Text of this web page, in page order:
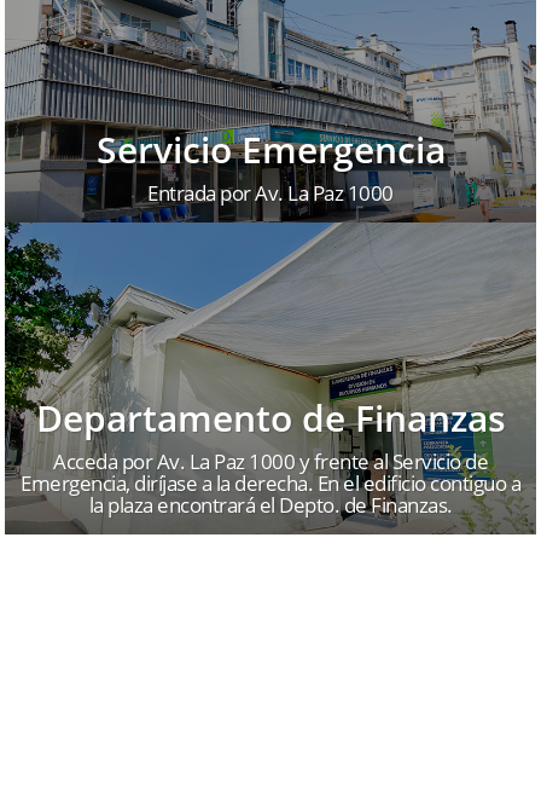
Servicio Emergencia
Entrada por Av. La Paz 1000
Departamento de Finanzas
Acceda por Av. La Paz 1000 y frente al Servicio de
Emergencia, diríjase a la derecha. En el edificio contiguo a
la plaza encontrará el Depto. de Finanzas.